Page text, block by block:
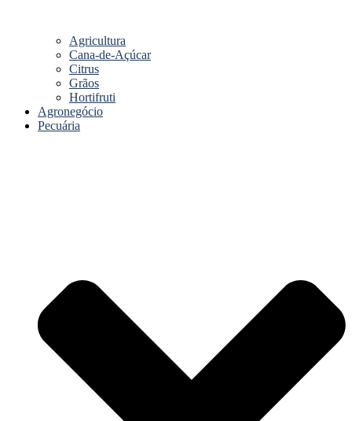
Agricultura
Cana-de-Açúcar
Citrus
Grãos
Hortifruti
Agronegócio
Pecuária